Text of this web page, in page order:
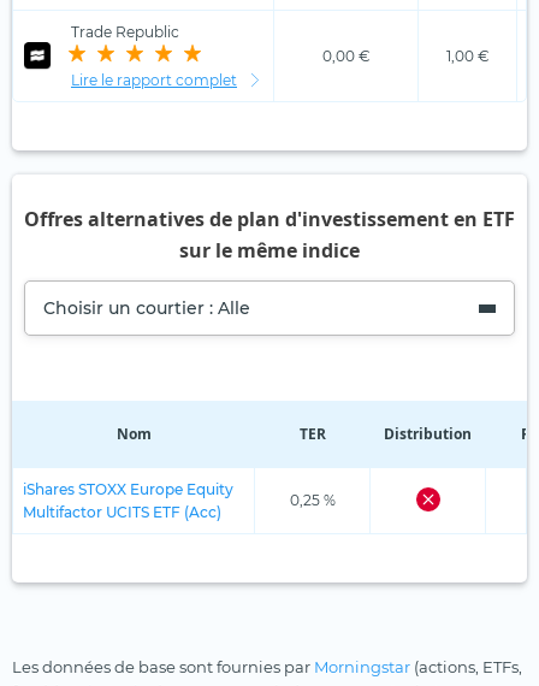
Trade Republic
Lire le rapport complet
0,00 € 1,00 €
Offres alternatives de plan d'investissement en ETF
sur le même indice
Choisir un courtier : Alle
Nom TER Distribution
iShares STOXX Europe Equity
Multifactor UCITS ETF (Acc)
0,25 %
Les données de base sont fournies par Morningstar (actions, ETFs,